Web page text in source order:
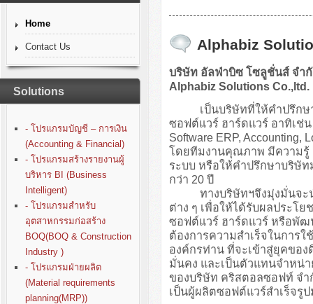
Home
Contact Us
Solutions
- โปรแกรมบัญชี – การเงิน
(Accounting & Financial)
- โปรแกรมสร้างรายงานผู้
บริหาร BI (Business
Intelligent)
- โปรแกรมสำหรับ
อุตสาหกรรมก่อสร้าง
BOQ(BOQ & Construction
Industry )
- โปรแกรมฝ่ายผลิต
(Material requirements
planning(MRP))
Alphabiz
บริษัท อัลฟ่าบิซ โซลูชั่นส์ จำ
Alphabiz Solutions Co.,ltd.
เป็นบริษัทที่ให้คำปรึกษา
ซอฟต์แวร์ ฮาร์ดแวร์ อาทิเช่
Software ERP,
โดยทีมงานคุณภาพ มีความรู้
ระบบ หรือให้คำปรึกษาบริษั
กว่า 20 ปี
ทางบริษัทฯจึงมุ่งมั่นจะน
ต่าง ๆ เพื่อให้ได้รับผลประโย
ซอฟต์แวร์ ฮาร์ดแวร์ หรือพัฒ
ต้องการความสำเร็จในการ
องค์กรท่าน ที่จะเข้าสู่ยุคขอ
มั่นคง และเป็นตัวแทนจำหน่
ของบริษัท คริสตอลซอฟท์ จำ
เป็นผู้ผลิตซอฟต์แวร์สำเร็จรู